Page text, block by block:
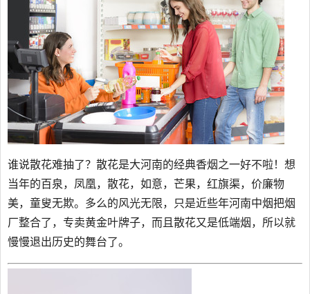
谁说散花难抽了？散花是大河南的经典香烟之一好不啦！想
当年的百泉，凤凰，散花，如意，芒果，红旗渠，价廉物
美，童叟无欺。多么的风光无限，只是近些年河南中烟把烟
厂整合了，专卖黄金叶牌子，而且散花又是低端烟，所以就
慢慢退出历史的舞台了。